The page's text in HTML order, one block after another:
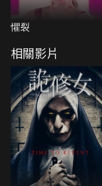
懼裂
相關影片